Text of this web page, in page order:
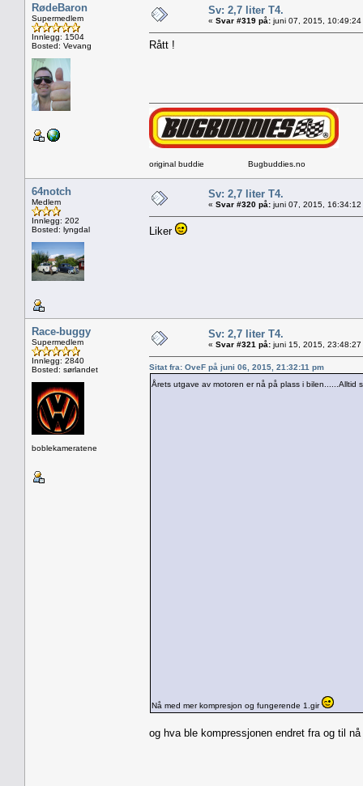
RødeBaron
Supermedlem
Innlegg: 1504
Bosted: Vevang
Sv: 2,7 liter T4.
« Svar #319 på: juni 07, 2015, 10:49:24
Rått !
original buddie Bugbuddies.no
64notch
Medlem
Innlegg: 202
Bosted: lyngdal
Sv: 2,7 liter T4.
« Svar #320 på: juni 07, 2015, 16:34:12
Liker
Race-buggy
Supermedlem
Innlegg: 2840
Bosted: sørlandet
boblekameratene
Sv: 2,7 liter T4.
« Svar #321 på: juni 15, 2015, 23:48:27
Sitat fra: OveF på juni 06, 2015, 21:32:11 pm
Årets utgave av motoren er nå på plass i
Nå med mer kompresjon og fungerende 1.gir
og hva ble kompressjonen endret fra og til